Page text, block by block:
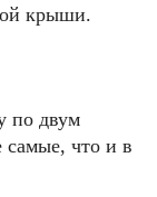
крыши.
по двум
самые, что и в